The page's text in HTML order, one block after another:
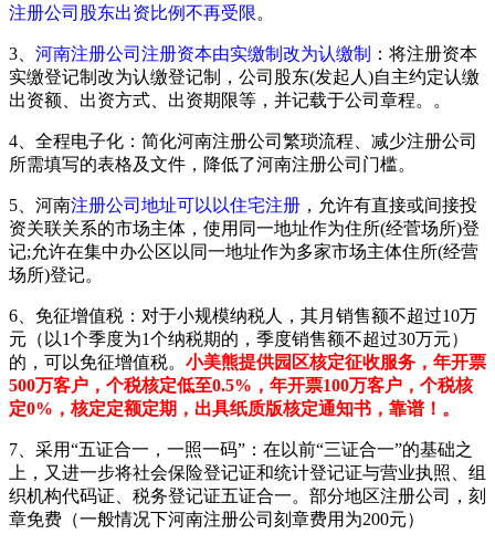
注册公司股东出资比例不再受限。
3、 河南注册公司注册资本由实缴制改为认缴制
：将注册资本
实缴登记制改为认缴登记制，公司股东(发起人)自主约定认缴
出资额、出资方式、出资期限等，并记载于公司章程。。
4、全程电子化：简化河南注册公司繁琐流程、减少注册公司
所需填写的表格及文件，降低了河南注册公司门槛。
5、河南注册公司地址可以以住宅注册 ，允许有直接或间接投
资关联关系的市场主体，使用同一地址作为住所(经菅场所)登
记;允许在集中办公区以同一地址作为多家市场主体住所(经营
场所)登记。
6、免征增值税：对于小规模纳税人，其月销售额不超过10万
元（以1个季度为1个纳税期的，季度销售额不超过30万元）
的，可以免征增值税。 小美熊提供园区核定征收服务，年开票
500万客户，个税核定低至0.5%，年开票100万客户，个税核
定0%，核定定额定期，出具纸质版核定通知书，靠谱！。
7、采用“五证合一，一照一码”：在以前“三证合一”的基础之
上，又进一步将社会保险登记证和统计登记证与营业执照、组
织机构代码证、税务登记证五证合一。部分地区注册公司，刻
章免费（一般情况下河南注册公司刻章费用为200元）